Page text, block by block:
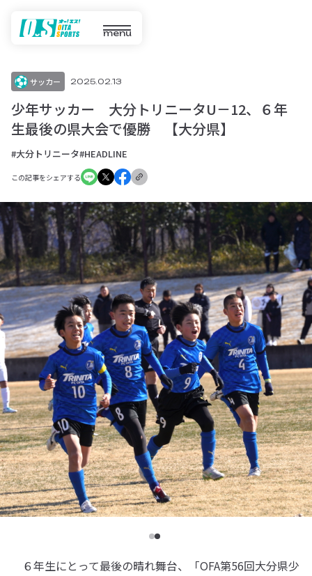
menu
サッカー 2025.02.13
少年サッカー 大分トリニータU－12、６年
生最後の県大会で優勝 【大分県】
#大分トリニータ#HEADLINE
この記事をシェアする
６年生にとって最後の晴れ舞台、「OFA第56回大分県少